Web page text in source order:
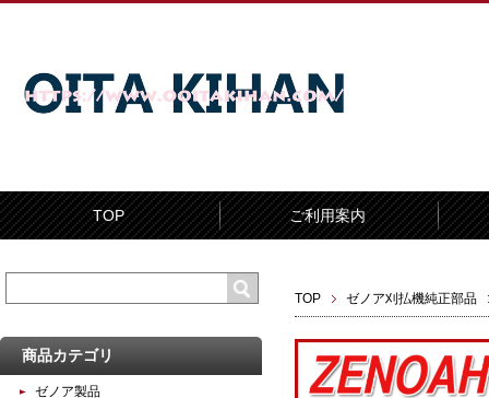
TOP ご利用案内
TOP ゼノア刈払機純正部品
商品カテゴリ
ゼノア製品